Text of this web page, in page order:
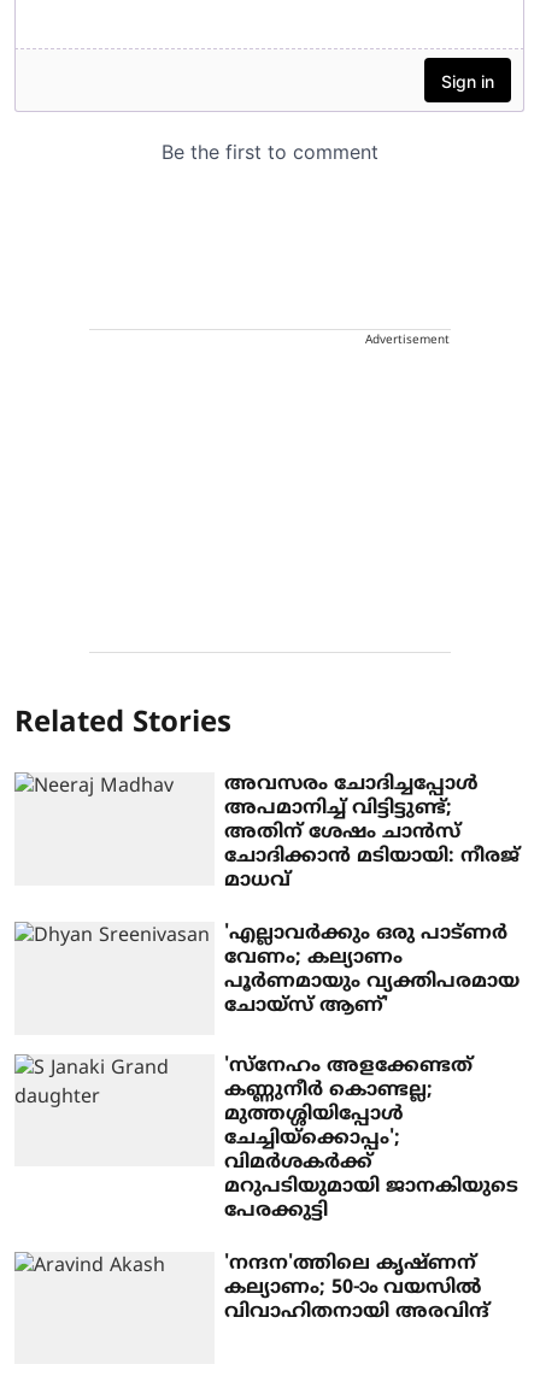
Advertisement
Related Stories
അവസരം ചോദിച്ചപ്പോള്‍
അപമാനിച്ച് വിട്ടിട്ടുണ്ട്;
അതിന് ശേഷം ചാന്‍സ്
ചോദിക്കാന്‍ മടിയായി: നീരജ്
മാധവ്
'എല്ലാവർക്കും ഒരു പാട്ണർ
വേണം; കല്യാണം
പൂർണമായും വ്യക്തിപരമായ
ചോയ്സ് ആണ്'
'സ്‌നേഹം അളക്കേണ്ടത്
കണ്ണുനീര്‍ കൊണ്ടല്ല;
മുത്തശ്ശിയിപ്പോള്‍
ചേച്ചിയ്‌ക്കൊപ്പം';
വിമര്‍ശകര്‍ക്ക്
മറുപടിയുമായി ജാനകിയുടെ
പേരക്കുട്ടി
'നന്ദന'ത്തിലെ കൃഷ്ണന്
കല്യാണം; 50-ാം വയസില്‍
വിവാഹിതനായി അരവിന്ദ്